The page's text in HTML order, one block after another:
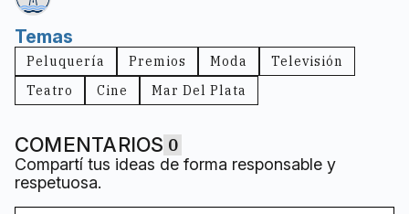
Temas
Peluquería Premios Moda
Televisión
Teatro
Cine Mar Del Plata
COMENTARIOS 0
Compartí tus ideas de forma responsable y
respetuosa.